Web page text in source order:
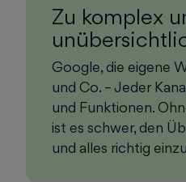
Zu komplex
Google, die eigene
und Co. – Jeder
und Funktionen.
ist es schwer, den
und alles richtig